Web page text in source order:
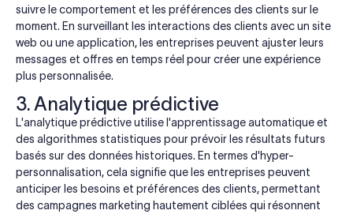
suivre le comportement et les préférences des clients sur le
moment. En surveillant les interactions des clients avec un site
web ou une application, les entreprises peuvent ajuster leurs
messages et offres en temps réel pour créer une expérience
plus personnalisée.
3. Analytique prédictive
L'analytique prédictive utilise l'apprentissage automatique et
des algorithmes statistiques pour prévoir les résultats futurs
basés sur des données historiques. En termes d'hyper-
personnalisation, cela signifie que les entreprises peuvent
anticiper les besoins et préférences des clients, permettant
des campagnes marketing hautement ciblées qui résonnent